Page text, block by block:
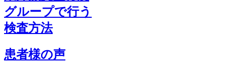
グループで行う
検査方法
患者様の声